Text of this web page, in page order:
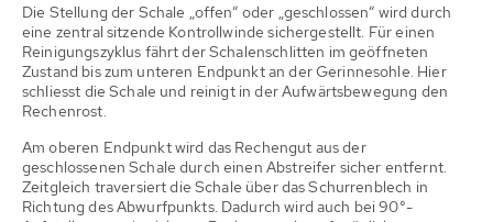
Die Stellung der Schale „offen“ oder „geschlossen“ wird durch
eine zentral sitzende Kontrollwinde sichergestellt. Für einen
Reinigungszyklus fährt der Schalenschlitten im geöffneten
Zustand bis zum unteren Endpunkt an der Gerinnesohle. Hier
schliesst die Schale und reinigt in der Aufwärtsbewegung den
Rechenrost.
Am oberen Endpunkt wird das Rechengut aus der
geschlossenen Schale durch einen Abstreifer sicher entfernt.
Zeitgleich traversiert die Schale über das Schurrenblech in
Richtung des Abwurfpunkts. Dadurch wird auch bei 90°-